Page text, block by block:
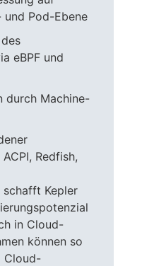
und Pod-Ebene
eBPF und
durch Machine-
Redfish,
schafft Kepler
in Cloud-
können so
Cloud-